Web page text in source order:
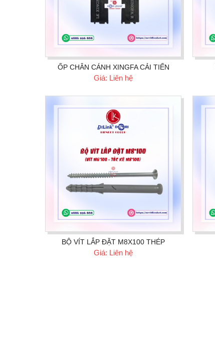
ỐP CHÂN CÁNH XINGFA CẢI TIẾN
Giá: Liên hệ
BỘ VÍT LẮP ĐẶT M8X100 THÉP
Giá: Liên hệ